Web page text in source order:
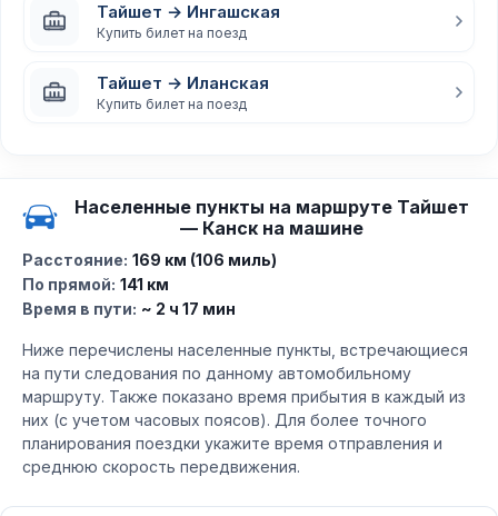
Тайшет → Ингашская
Купить билет на поезд
Тайшет → Иланская
Купить билет на поезд
Населенные пункты на маршруте Тайшет
— Канск на машине
Расстояние: 169 км (106 миль)
По прямой: 141 км
Время в пути: ~ 2 ч 17 мин
Ниже перечислены населенные пункты, встречающиеся
на пути следования по данному автомобильному
маршруту. Также показано время прибытия в каждый из
них (с учетом часовых поясов). Для более точного
планирования поездки укажите время отправления и
среднюю скорость передвижения.